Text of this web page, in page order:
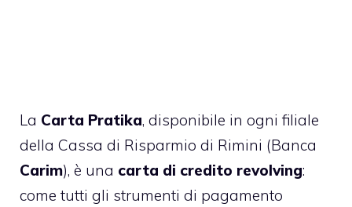
La Carta Pratika, disponibile in ogni filiale
della Cassa di Risparmio di Rimini (Banca
Carim), è una carta di credito revolving:
come tutti gli strumenti di pagamento